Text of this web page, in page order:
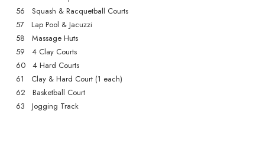
56 Squash & Racquetball Courts
57 Lap Pool & Jacuzzi
58 Massage Huts
59 4 Clay Courts
60 4 Hard Courts
61 Clay & Hard Court (1 each)
62 Basketball Court
63 Jogging Track